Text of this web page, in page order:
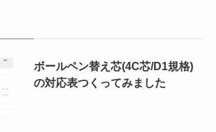
ボールペン替え芯(4C芯/D1規格)
の対応表つくってみました